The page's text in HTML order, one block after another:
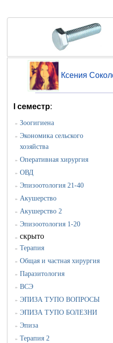
Ксения
I семестр:
» Зоогигиена
» Экономика сельского
хозяйства
» Оперативная хирургия
» ОВД
» Эпизоотология 21-40
» Акушерство
» Акушерство 2
» Эпизоотология 1-20
» скрыто
» Терапия
» Общая и частная хирургия
» Паразитология
» ВСЭ
» ЭПИЗА ТУПО ВОПРОСЫ
» ЭПИЗА ТУПО БОЛЕЗНИ
» Эпиза
» Терапия 2